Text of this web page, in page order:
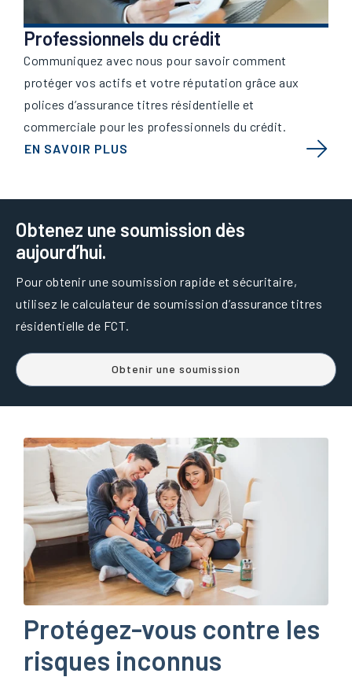
Professionnels du crédit
Communiquez avec nous pour savoir comment
protéger vos actifs et votre réputation grâce aux
polices d’assurance titres résidentielle et
commerciale pour les professionnels du crédit.
EN SAVOIR PLUS
Obtenez une soumission dès
aujourd’hui.
Pour obtenir une soumission rapide et sécuritaire,
utilisez le calculateur de soumission d’assurance titres
résidentielle de FCT.
Obtenir une soumission
Protégez-vous contre les
risques inconnus